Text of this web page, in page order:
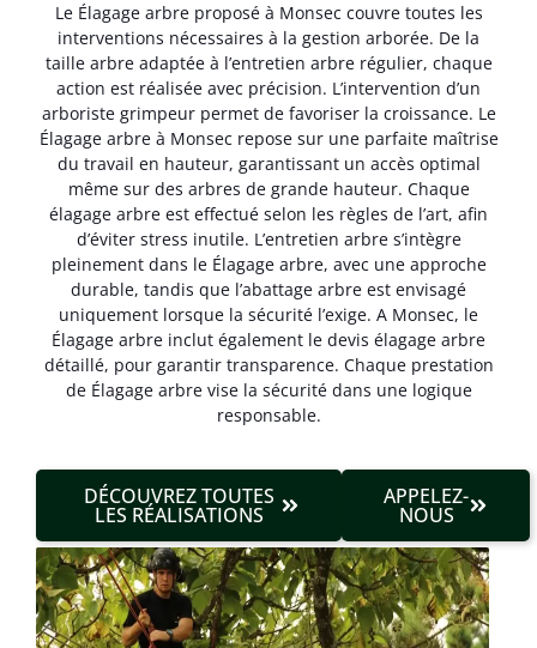
Le Élagage arbre proposé à Monsec couvre toutes les
interventions nécessaires à la gestion arborée. De la
taille arbre adaptée à l’entretien arbre régulier, chaque
action est réalisée avec précision. L’intervention d’un
arboriste grimpeur permet de favoriser la croissance. Le
Élagage arbre à Monsec repose sur une parfaite maîtrise
du travail en hauteur, garantissant un accès optimal
même sur des arbres de grande hauteur. Chaque
élagage arbre est effectué selon les règles de l’art, afin
d’éviter stress inutile. L’entretien arbre s’intègre
pleinement dans le Élagage arbre, avec une approche
durable, tandis que l’abattage arbre est envisagé
uniquement lorsque la sécurité l’exige. A Monsec, le
Élagage arbre inclut également le devis élagage arbre
détaillé, pour garantir transparence. Chaque prestation
de Élagage arbre vise la sécurité dans une logique
responsable.
DÉCOUVREZ TOUTES
LES RÉALISATIONS
APPELEZ-
NOUS